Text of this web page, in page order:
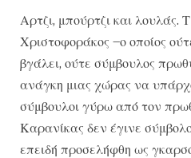
Αρτζι, μπούρτζι και λουλάς.
Χριστοφοράκος –ο οποίος
βγάλει, ούτε σύμβουλος
ανάγκη μιας χώρας να
σύμβουλοι γύρω από τον
Καρανίκας δεν έγινε
επειδή προσελήφθη ως